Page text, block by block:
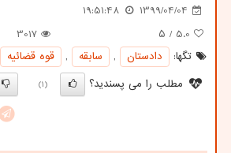
1399/04/04
19:51:48
5.0 / ۵
3017
تگها:
دادستان , سابقه ,
قوه قضائیه
مطلب را می پسندید؟
(1)